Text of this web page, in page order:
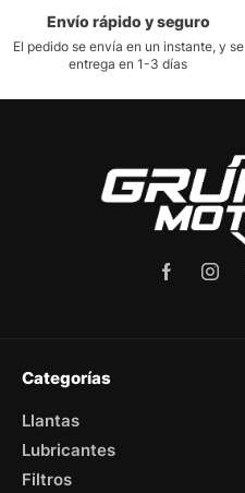
Envío rápido y seguro
El pedido se envía en un instante, y se
entrega en 1-3 días
Categorías
Llantas
Lubricantes
Filtros